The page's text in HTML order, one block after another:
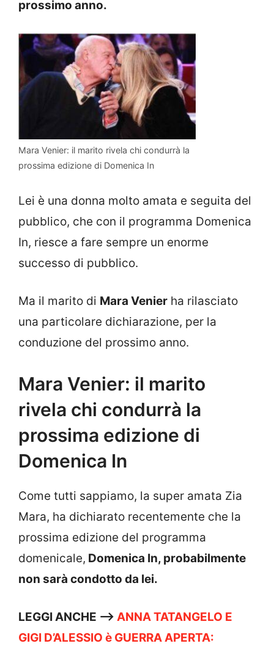
prossimo anno.
Mara Venier: il marito rivela chi condurrà la
prossima edizione di Domenica In
Lei è una donna molto amata e seguita del
pubblico, che con il programma Domenica
In, riesce a fare sempre un enorme
successo di pubblico.
Ma il marito di Mara Venier ha rilasciato
una particolare dichiarazione, per la
conduzione del prossimo anno.
Mara Venier: il marito
rivela chi condurrà la
prossima edizione di
Domenica In
Come tutti sappiamo, la super amata Zia
Mara, ha dichiarato recentemente che la
prossima edizione del programma
domenicale, Domenica In, probabilmente
non sarà condotto da lei.
LEGGI ANCHE —-> ANNA TATANGELO E
GIGI D’ALESSIO è GUERRA APERTA: